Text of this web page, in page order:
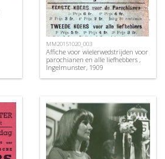
MM20151020_003
Affiche voor wielerwedstrijden voor
parochianen en alle liefhebbers ,
Ingelmunster, 1909